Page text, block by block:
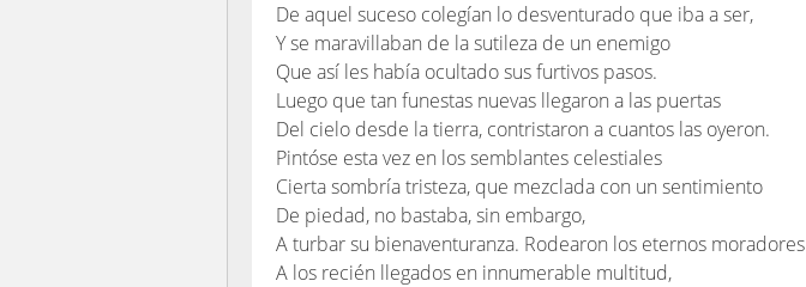
De aquel suceso colegían lo desventurado que iba a ser,
Y se maravillaban de la sutileza de un enemigo
Que así les había ocultado sus furtivos pasos.
Luego que tan funestas nuevas llegaron a las puertas
Del cielo desde la tierra, contristaron a cuantos las oyeron.
Pintóse esta vez en los semblantes celestiales
Cierta sombría tristeza, que mezclada con un sentimiento
De piedad, no bastaba, sin embargo,
A turbar su bienaventuranza. Rodearon los eternos moradores
A los recién llegados en innumerable multitud,